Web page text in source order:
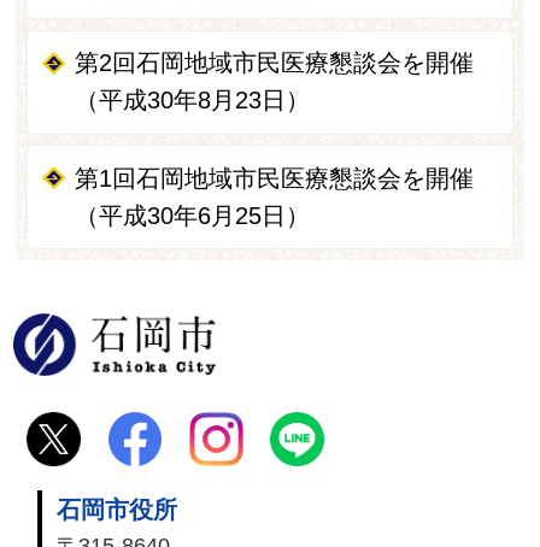
第2回石岡地域市民医療懇談会を開催
（平成30年8月23日）
第1回石岡地域市民医療懇談会を開催
（平成30年6月25日）
石岡市役所